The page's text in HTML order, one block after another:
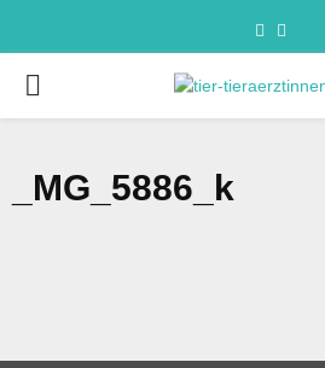
_MG_5886_k